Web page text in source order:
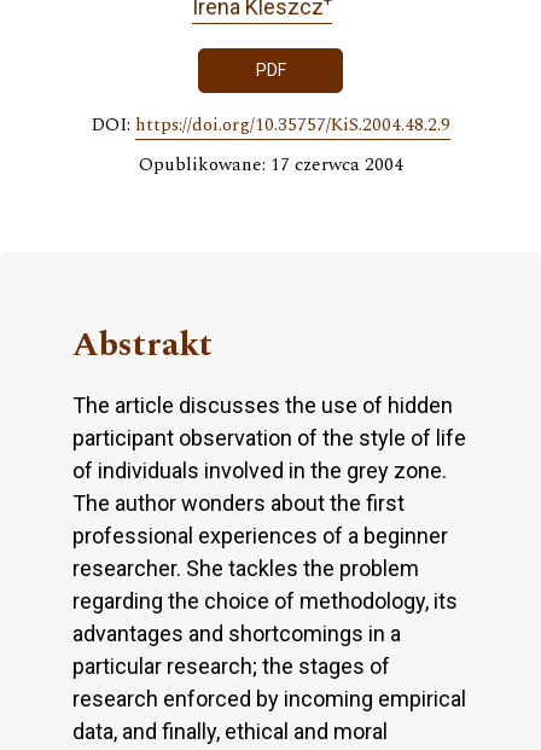
Irena Kleszcz
PDF
DOI: https://doi.org/10.35757/KiS.2004.48.2.9
Opublikowane: 17 czerwca 2004
Abstrakt
The article discusses the use of hidden
participant observation of the style of life
of individuals involved in the grey zone.
The author wonders about the first
professional experiences of a beginner
researcher. She tackles the problem
regarding the choice of methodology, its
advantages and shortcomings in a
particular research; the stages of
research enforced by incoming empirical
data, and finally, ethical and moral